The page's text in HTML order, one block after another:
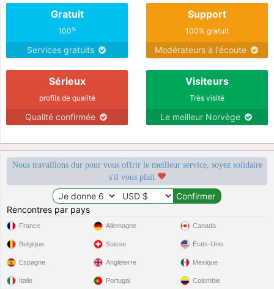
Gratuit
100%
Services gratuits
Support
100% gratuit
Modérateurs à l'écoute
Sérieux
profils de qualité
Qualité confirmée
Visiteurs
Très visité
Le meilleur Norvège
Nous travaillons dur pour vous offrir le meilleur service, soyez solidaire
s'il vous plaît
Rencontres par pays
France
Belgique
Espagne
Italie
Allemagne
Suisse
Angleterre
Portugal
Canada
États-Unis
Mexique
Colombie